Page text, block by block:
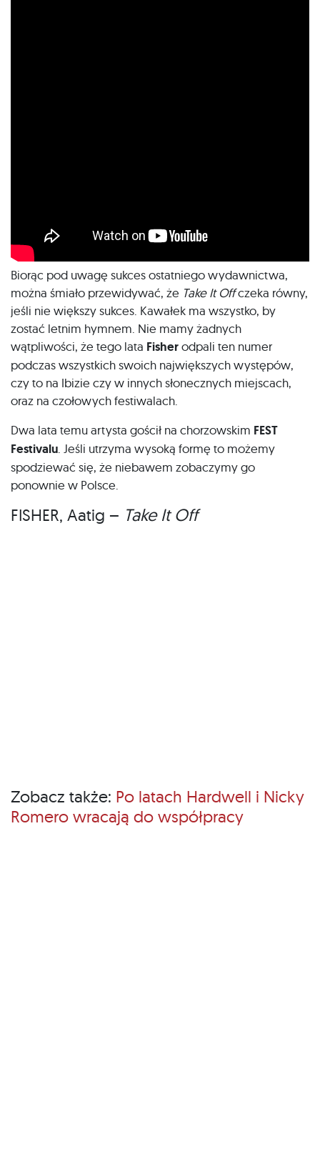
Biorąc pod uwagę sukces ostatniego wydawnictwa,
można śmiało przewidywać, że Take It Offczeka równy,
jeśli nie większy sukces. Kawałek ma wszystko, by
zostać letnim hymnem. Nie mamy żadnych
wątpliwości, że tego lata Fisherodpali ten numer
podczas wszystkich swoich największych występów,
czy to na Ibizie czy w innych słonecznych miejscach,
oraz na czołowych festiwalach.
Dwa lata temu artysta gościł na chorzowskim FEST
Festivalu . Jeśli utrzyma wysoką formę to możemy
spodziewać się, że niebawem zobaczymy go
ponownie w Polsce.
FISHER, Aatig – Take It Off
Zobacz także: Po latach Hardwell i Nicky
Romero wracają do współpracy